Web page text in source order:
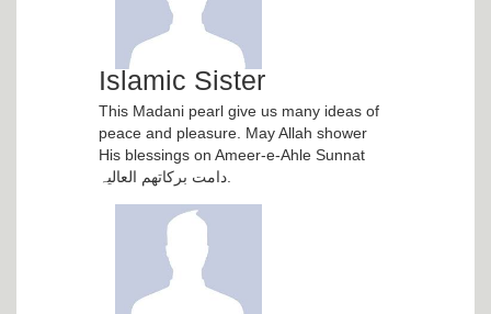
Islamic Sister
This Madani pearl give us many ideas of
peace and pleasure. May Allah shower
His blessings on Ameer-e-Ahle Sunnat
دامت برکاتھم العالیہ.